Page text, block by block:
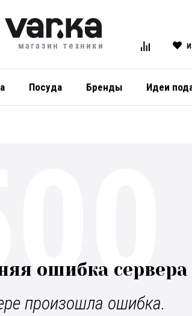
магазин техники
Посуда Бренды Идеи
ошибка сервера
произошла ошибка.